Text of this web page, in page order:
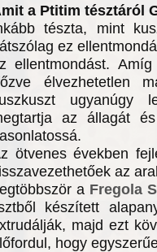
a Ptitim tésztáról
tészta, mint
ez
ellentmondást.
élvezhetetlen
ugyanúgy
az állagát
ötvenes években
az
a Fregola
készített
majd ezt
hogy